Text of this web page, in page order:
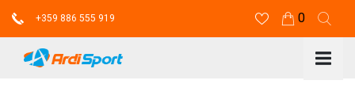
+359 886 555 919 0